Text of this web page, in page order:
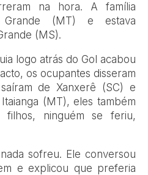
na hora. A família
(MT) e estava
(MS).
logo atrás do Gol acabou
os ocupantes disseram
de Xanxerê (SC) e
(MT), eles também
filhos, ninguém se feriu,
sofreu. Ele conversou
e explicou que preferia